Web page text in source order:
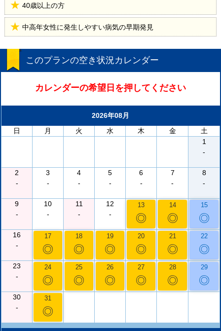
40歳以上の方
中高年女性に発生しやすい病気の早期発見
このプランの空き状況カレンダー
カレンダーの希望日を押してください
2026年08月
日
月 火 水 木 金
土
1
-
2
-
3
-
4
-
5
-
6
-
7
-
8
-
9
-
10
-
11
-
12
-
13
◎
14
◎
15
◎
16
-
17
◎
18
◎
19
◎
20
◎
21
◎
22
◎
23
-
24
◎
25
◎
26
◎
27
◎
28
◎
29
◎
30
-
31
◎